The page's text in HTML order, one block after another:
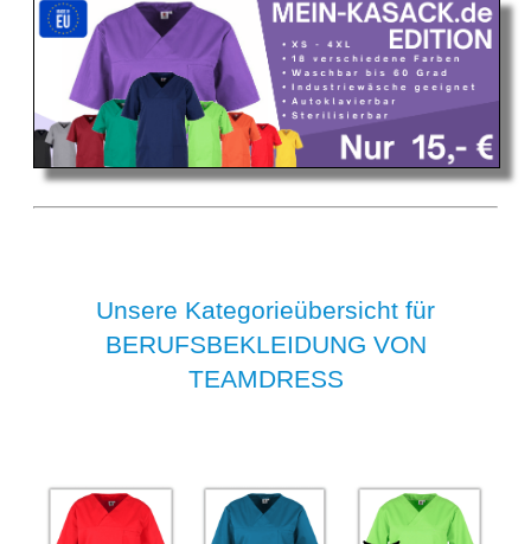
Unsere Kategorieübersicht für
BERUFSBEKLEIDUNG VON
TEAMDRESS